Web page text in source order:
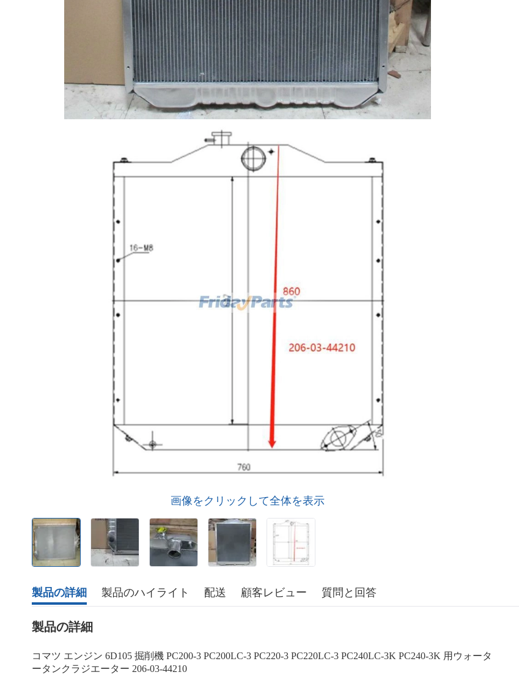
画像をクリックして全体を表示
製品の詳細 製品のハイライト 配送 顧客レビュー 質問と回答
製品の詳細
コマツ エンジン 6D105 掘削機 PC200-3 PC200LC-3 PC220-3 PC220LC-3 PC240LC-3K PC240-3K 用ウォータ
ータンクラジエーター 206-03-44210